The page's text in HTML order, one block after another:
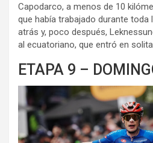
Capodarco, a menos de 10
que había trabajado durante toda
atrás y, poco después,
al ecuatoriano, que entró en
ETAPA 9 –